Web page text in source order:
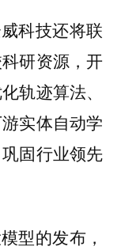
科技还将联
研资源，开
轨迹算法、
实体自动学
固行业领先
型的发布，